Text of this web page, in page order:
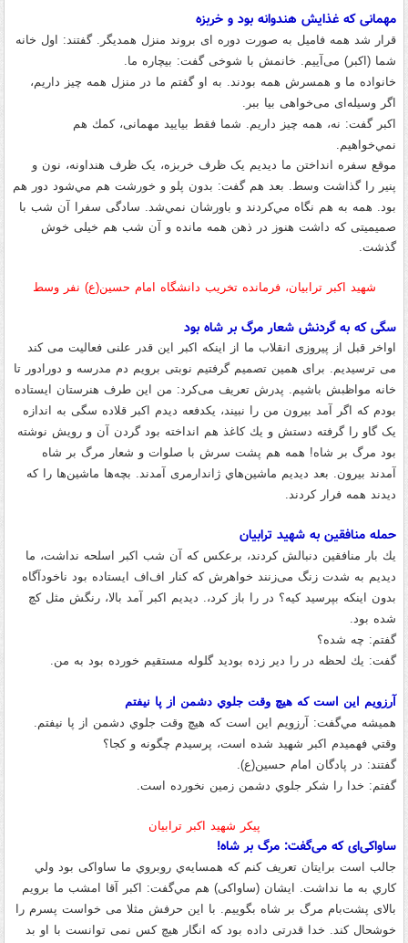
مهمانی که غذایش هندوانه بود و خربزه
قرار شد همه فامیل به صورت دوره ای بروند منزل همدیگر .گفتند:
اول خانه
شما ( اكبر ) می‌آییم. خانمش با شوخی گفت: بيچاره ما.
خانواده ما و همسرش همه بودند. به او گفتم ما در منزل همه چیز داریم،
اگر وسیله‌ای می‌خواهی بیا ببر .
اكبر گفت: نه، همه چيز داريم. شما فقط بيایيد مهمانی، كمك هم
نمي‌خواهیم.
موقع سفره انداختن ما دیدیم یک ظرف خربزه، یک ظرف هنداونه، نون و
پنير را گذاشت وسط. بعد هم گفت: بدون پلو و خورشت هم مي‌شود دور هم
بود. همه به هم نگاه مي‌كردند و باورشان نمي‌شد. سادگی سفرا آن شب با
صمیمیتی که داشت هنوز در ذهن همه مانده و آن شب هم خیلی خوش
گذشت.
شهید اکبر ترابیان، فرمانده تخریب دانشگاه امام حسین(ع) نفر وسط
سگی که به گردنش شعار مرگ بر شاه بود
اواخر قبل از پیروزی انقلاب ما از اینکه اکبر این قدر علنی فعالیت می کند
می ترسیدیم. برای همین تصمیم گرفتیم نوبتی برویم دم مدرسه و دورادور تا
خانه مواظبش باشیم. پدرش تعریف می‌کرد: من اين طرف هنرستان ايستاده
بودم كه اگر آمد بيرون من را نبيند، یکدفعه دیدم اکبر قلاده سگی به اندازه
یک گاو را گرفته دستش و يك كاغذ هم انداخته بود گردن آن و رويش نوشته
بود مرگ بر شاه! همه هم پشت سرش با صلوات و شعار مرگ بر شاه
آمدند بیرون. بعد ديديم ماشين‌هاي ژاندارمری آمدند. بچه‌ها ماشين‌ها را که
ديدند همه فرار كردند.
حمله منافقین به شهید ترابیان
يك بار منافقين دنبالش كردند، برعکس كه آن شب اكبر اسلحه نداشت، ما
ديديم به شدت زنگ می‌زنند خواهرش که کنار اف‌اف ایستاده بود ناخودآگاه
بدون اینکه بپرسید کیه؟ در را باز كرد،. ديدیم اکبر آمد بالا، رنگش مثل كچ
شده بود.
گفتم: چه شده؟
گفت: يك لحظه در را دير زده بوديد گلوله مستقیم خورده بود به من.
آرزويم اين است كه هيچ وقت جلوي دشمن از پا نیفتم
هميشه مي‌گفت: آرزويم اين است كه هيچ وقت جلوي دشمن از پا نیفتم.
وقتي فهميدم اكبر شهيد شده است، پرسيدم چگونه و كجا؟
گفتند: در پادگان امام حسين(ع).
گفتم: خدا را شكر جلوي دشمن زمين نخورده است.
پیکر شهید اکبر ترابیان
ساواکی‌ای که می‌گفت: مرگ بر شاه!
جالب است برایتان تعریف کنم که همسايه‌‌ي روبروي ما ساواكی بود ولي
كاري به ما نداشت. ایشان (ساواکی) هم مي‌گفت: اكبر آقا امشب ما برويم
بالای پشت‌بام مرگ بر شاه بگوييم. با این حرفش مثلا می خواست پسرم را
خوشحال کند. خدا قدرتی داده بود که انگار هیچ کس نمی توانست با او بد